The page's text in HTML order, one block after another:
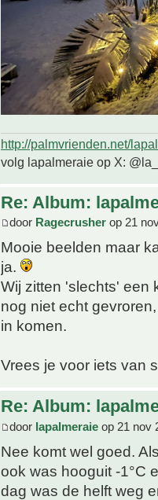
http://palmvrienden.net/
volg lapalmeraie op X:
Re: Album:
door Ragecrusher op 21
Mooie beelden maar
ja.
Wij zitten 'slechts' een
nog niet echt
in komen.
Vrees je voor iets van
Re: Album:
door lapalmeraie op 21 nov
Nee komt wel goed.
ook was hooguit -1°C
dag was de helft weg